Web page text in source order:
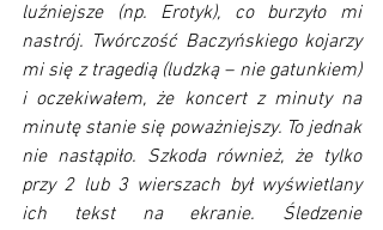
luźniejsze (np. Erotyk), co burzyło mi
nastrój. Twórczość Baczyńskiego kojarzy
mi się z tragedią (ludzką – nie gatunkiem)
i oczekiwałem, że koncert z minuty na
minutę stanie się poważniejszy. To jednak
nie nastąpiło. Szkoda również, że tylko
przy 2 lub 3 wierszach był wyświetlany
ich tekst na ekranie. Śledzenie